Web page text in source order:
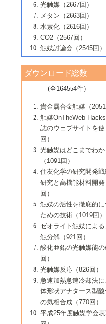
B号 第119回触媒討論会（
大学東京）
5号 触媒研究の最先端～とびた
者たち～（3）
6号 イオニクス材料と燃料電池
の最新の研究動向
B号 第117回触媒討論会（2016
立大学）
5号 工業触媒およびその周辺技
進歩
6号 ナノシート
B号 第115回触媒討論会（2015
4号 人工光合成に向けた近年の
5号 未利用熱エネルギーの有効
する触媒技術
6号 ポリオキソメタレート
B号 第113回触媒討論会（2014
ールホテル豊橋）
媒技術
4号 貴金属触媒の精密構造制御
5号 バイオマス化成品製造のた
6号 ナノ空間─吸着状態解析か
B号 第111回触媒討論会（2013
3号 貴金属低減技術の最新動向
4号 貴金属代替技術の最新動向
5号 光触媒による物質変換反応
6号 グラフェン
7号 水素を利用する化成品合成
3号 触媒のその場観察法の進歩
4号 触媒のその場観察法の進歩
5号 不活性結合の触媒的活性化
合成
6号 新しい固体酸触媒技術
7号 ゼオライト合成における最
2号 第105回触媒討論会
3号 ナノ構造が拓く新機能
4号 活性サイトおよびその環境
計による触媒の高機能化
5号 触媒を有効に使うための技
7号 有機分子触媒による精密有
8号 高機能化ポリオレフィンに
触媒の最近の進展
1号 炭素材料－熱い注目を集め
2号 第103回触媒討論会
3号 環境浄化用光触媒の現状と課
4号 水素社会の実現に向けた水
蔵技術の進歩
5号 CO2が関わる触媒・材料
7号 持続可能社会実現のための
触媒関連技術
▼50巻（2008年）
1号 触媒化学と学会のこの10年
そして未来
2号 第101回触媒討論会
4号 錯体を利用したユニークな
構築と機能
5号 若手会員による触媒研究の
企業編
6号 第102回触媒討論会
7号 触媒・化学反応における計
8号 若手研究者による触媒研究
2：大学・研究所編
▼49巻（2007年）
1号 含フッ素化合物の合成と触媒
2号 第99回触媒討論会
3号 実用的ファインケミカル合
を実現する触媒
5号 こんな物質，あんな物質―
の可能性―
7号 『結晶の化学』を活かした
8号 イオン液体の応用
▼48巻（2006年）
1号 固体酸触媒の最近の進歩
2号 第97回触媒討論会
3号 リビング重合触媒の最近の展
5号 水素製造・貯蔵のための触
しい展開
6号 第98回触媒討論会
7号 基礎化学品製造の触媒技術
8号 多機能型リアクター
1号 最近の触媒担体とその効果
2号 第95回触媒討論会
4号 水分解用光触媒材料
5号 時間分解分光の進歩と応用
6号 第96回触媒討論会
8号 超臨界流体を用いた化学プ
▼46巻（2004年）
1号 部分酸化反応触媒の最前線
2号 第93回触媒討論会
3号 特殊エネルギー場の触媒反応
4号 生体内における金属の触媒
5号 ファインケミカルズの展開
6号 第94回触媒討論会
7号 サブナノレベルでみた新し
8号 オレフィン重合触媒の新たな
▼45巻（2003年）
1号 なぜこの触媒が良いのか？
2号 第91回触媒討論会
3号 最近の自動車排ガス処理技術
4号 触媒研究の現状と将来─第
5号 基礎化学品製造の触媒技術
6号 第92回触媒討論会
7号 基礎化学品製造の触媒技術
8号 資源の循環と触媒技術
▼44巻（2002年）
1号 高次制御された触媒の化学
2号 第89回触媒討論会
3号 触媒を利用した電気化学の
4号 ナノ材料の調製と機能化
5号 こんな触媒が欲しい
6号 第90回触媒討論会
7号 触媒研究と学術雑誌/情報
8号 若い世代からみた触媒化学
▼43巻（2001年）
1号 グリーンケミストリーと触媒
2号 第87回触媒討論会特集号
3号 生体触媒とバイオプロセス
4号 水素製造・利用の触媒化学
5号 触媒研究における新しい切
ビナトリアルケミストリー
6号 第88回触媒討論会特集号
7号 企業における触媒研究のブ
8号 この材料を触媒として使っ
▼42巻（2000年）
1号 触媒反応工学の明日を拓く
2号 第85回触媒討論会
3号 反応ダイナミクス
5号 触媒のおもしろさをどのよ
6号 第86回触媒討論会
7号 水素化精製触媒の新しい展開
8号 新しい反応性と機能性を目
クラスタ-化学
▼41巻（1999年）
1号 孔、穴、あな?-特異な空間
2号 第83回触媒討論会
3号 均一系触媒反応最前線
4号 実用炭素材料の新展開
5号 研究の方法論を考える
7号 機能性金属材料と触媒
8号 触媒研究へのNMRの応用と
▼40巻（1998年）
進展と21世紀への提言/創立40周
媒学会この10年の歩みとこれか
2号 第81回触媒討論会
3号 計算機触媒化学へのさそい
4号 触媒劣化の制御と予測
5号 最新の実用プロセスと触媒
6号 第82回触媒討論会
7号 ナノ構造体の化学
8号 あの反応は今
1号 均一系と不均一系触媒反応-
接点
2号 第79回触媒討論会
3号 最新NO除去触媒の実用化研
4号 新しい反応場を目指した触
5号 反応・分離技術の新しい展開
6号 第80回触媒討論会
8号 AFMでみる世界
▼38巻（1996年）
1号 触媒の構造と触媒作用/C1化
する21世紀への触媒
3号 オリンピックメダル:金・銀
な触媒作用を示すか
4号 触媒作用における機能の複合
5号 未来を拓け！若手研究者
6号 第78回触媒討論会
7号 ダイナミックな領域への触
開/C1化学を中心とする21世紀へ
▼37巻（1995年）
1号 ファインケミカルズと固体触
2号 第75回触媒討論会
3号 希土類を利用した触媒
4号 触媒とリサイクル
5号 エネルギー変換触媒
6号 第76回触媒討論会
7号 表面吸着相の新しい展開
8号 マイクロポーラス・クリス
▼36巻（1994年）
1号 電気化学と触媒
2号 第73回触媒討論会
3号 C4化学の展開
4号 《通常号》
5号 《通常号》
6号 第74回触媒討論会
▼35巻（1993年）
1号 工業触媒開発マニュアル―
業化まで
2号 第71回触媒討論会
3号 研究開発のうらおもて―着
4号 触媒劣化と寿命の予測
5号 環境に優しい触媒
▼34巻（1992年）
1号 インパクトを与えたこの研究
2号 第69回触媒討論会
3号 ケミカルズ合成触媒―新し
▼33巻（1991年）
1号 触媒プロセス開発マニュア
ら工業化まで，知っておきた
2号 第67回触媒討論会
▼32巻（1990年）
1号 21世紀に向けて触媒研究の
す―触媒化学の裾野を広げよう
2号 第65回触媒討論会
▼31巻（1989年）
1号 情報科学と反応設計・材料
▼30巻（1988年）
光触媒（2667回）
メタン（2663回）
水素化（2616回）
CO2（2567回）
触媒討論会（2545回）
ダウンロード総数
(全164554件）
貴金属合金触媒（2051
触媒OnTheWeb
誌のウェブサイトを
回）
光触媒はどこまでわ
（1091回）
住友化学の研究開発
研究と高機能材料開
回）
触媒の活性を徹底的に
ための技術（1019回）
ゼオライト触媒によ
触分解（921回）
酸化亜鉛の光触媒能
回）
光触媒反応（826回）
急速加熱急速冷却法
体形状アナタース型酸
の気相合成（770回）
平成25年度触媒学会